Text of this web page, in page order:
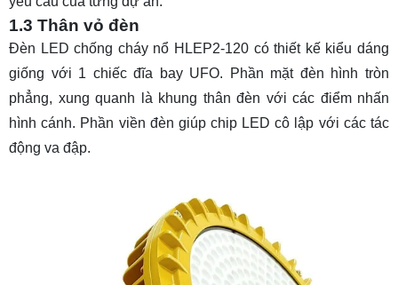
1.3 Thân vỏ đèn
Đèn LED chống cháy nổ HLEP2-120 có thiết kế kiểu dáng
giống với 1 chiếc đĩa bay UFO. Phần mặt đèn hình tròn
phẳng, xung quanh là khung thân đèn với các điểm nhấn
hình cánh. Phần viền đèn giúp chip LED cô lập với các tác
động va đập.